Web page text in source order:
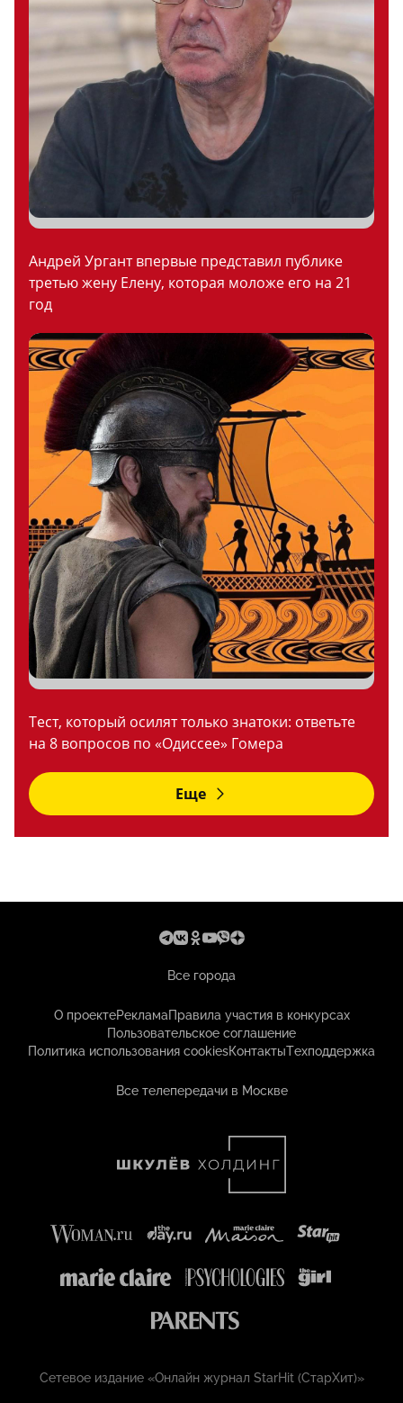
Андрей Ургант впервые представил публике
третью жену Елену, которая моложе его на 21
год
Тест, который осилят только знатоки: ответьте
на 8 вопросов по «Одиссее» Гомера
Еще
Все города
О проектеРекламаПравила участия в конкурсах
Пользовательское соглашение
Политика использования cookiesКонтактыТехподдержка
Все телепередачи в Москве
Сетевое издание «Онлайн журнал StarHit (СтарХит)»